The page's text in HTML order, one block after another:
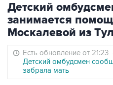
Детский
занимается
Москалевой из
Есть обновление от 21:23
Детский омбудсмен
забрала мать